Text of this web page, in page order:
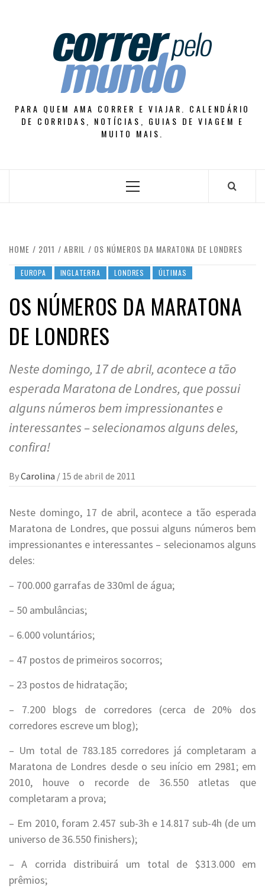
PARA QUEM AMA CORRER E VIAJAR. CALENDÁRIO
DE CORRIDAS, NOTÍCIAS, GUIAS DE VIAGEM E
MUITO MAIS.
Primary
HOME 2011 ABRIL OS NÚMEROS DA MARATONA DE LONDRES
EUROPA INGLATERRA LONDRES ÚLTIMAS
OS NÚMEROS DA MARATONA
DE LONDRES
Neste domingo, 17 de abril, acontece a tão
esperada Maratona de Londres, que possui
alguns números bem impressionantes e
interessantes – selecionamos alguns deles,
confira!
ByCarolina / 15 de abril de 2011
Neste domingo, 17 de abril, acontece a tão esperada
Maratona de Londres, que possui alguns números bem
impressionantes e interessantes – selecionamos alguns
deles:
– 700.000 garrafas de 330ml de água;
– 50 ambulâncias;
– 6.000 voluntários;
– 47 postos de primeiros socorros;
– 23 postos de hidratação;
– 7.200 blogs de corredores (cerca de 20% dos
corredores escreve um blog);
– Um total de 783.185 corredores já completaram a
Maratona de Londres desde o seu início em 2981; em
2010, houve o recorde de 36.550 atletas que
completaram a prova;
– Em 2010, foram 2.457 sub-3h e 14.817 sub-4h (de um
universo de 36.550 finishers);
– A corrida distribuirá um total de $313.000 em
prêmios;